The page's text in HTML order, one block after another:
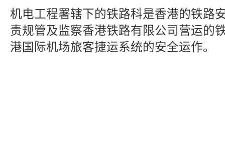
机电工程署辖下的铁路科是香港的铁路
责规管及监察香港铁路有限公司营运的
港国际机场旅客捷运系统的安全运作。